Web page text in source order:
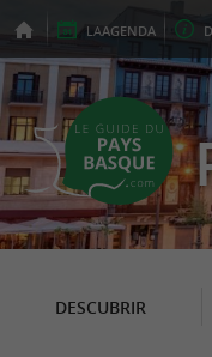
LAAGENDA
DESCUBRIR